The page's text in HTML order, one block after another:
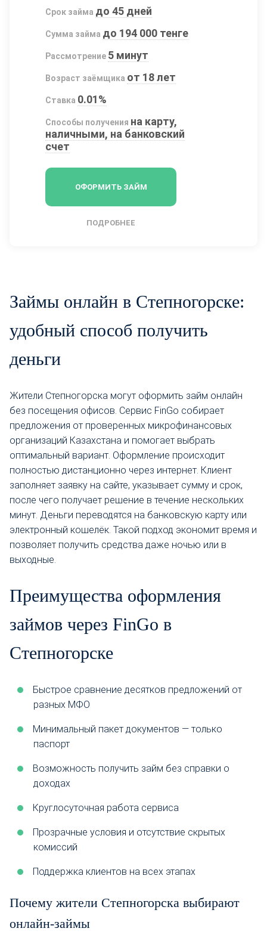
Срок займа до 45 дней
Сумма займа до 194 000 тенге
Рассмотрение 5 минут
Возраст заёмщика от 18 лет
Ставка 0.01%
Способы получения на карту,
наличными, на банковский
счет
ОФОРМИТЬ ЗАЙМ
ПОДРОБНЕЕ
Займы онлайн в Степногорске:
удобный способ получить
деньги
Жители Степногорска могут оформить займ онлайн
без посещения офисов. Сервис FinGo собирает
предложения от проверенных микрофинансовых
организаций Казахстана и помогает выбрать
оптимальный вариант. Оформление происходит
полностью дистанционно через интернет. Клиент
заполняет заявку на сайте, указывает сумму и срок,
после чего получает решение в течение нескольких
минут. Деньги переводятся на банковскую карту или
электронный кошелёк. Такой подход экономит время и
позволяет получить средства даже ночью или в
выходные.
Преимущества оформления
займов через FinGo в
Степногорске
Быстрое сравнение десятков предложений от
разных МФО
Минимальный пакет документов — только
паспорт
Возможность получить займ без справки о
доходах
Круглосуточная работа сервиса
Прозрачные условия и отсутствие скрытых
комиссий
Поддержка клиентов на всех этапах
Почему жители Степногорска выбирают
онлайн-займы